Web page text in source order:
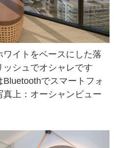
イトをベースにした落
シュでオシャレです
でスマートフォ
上：オーシャンビュー